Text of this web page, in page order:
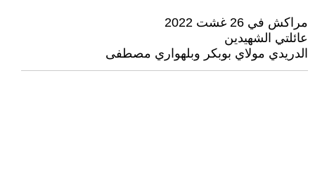
مراكش في 26 غشت 2022
عائلتي الشهيدين
الدريدي مولاي بوبكر وبلهواري مصطفى